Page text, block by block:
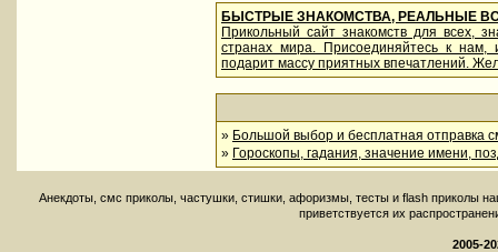
БЫСТРЫЕ ЗНАКОМСТВА, РЕАЛЬНЫЕ
Прикольный сайт знакомств для всех,
странах мира. Присоединяйтесь к
подарит массу приятных впечатлений.
» Большой выбор и бесплатная отправка
» Гороскопы, гадания, значение имени,
Aнекдоты, смс приколы, частушки, стишки, афоризмы, тесты и flash приколы
приветствуется их
2005-